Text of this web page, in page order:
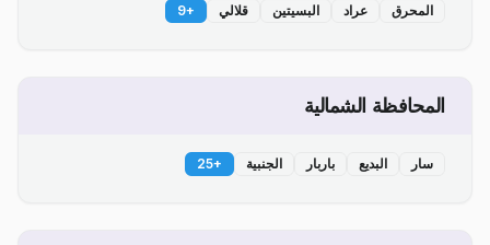
المحرق عراد البسيتين قلالي +
9
المحافظة الشمالية
سار البديع باربار الجنبية +
25